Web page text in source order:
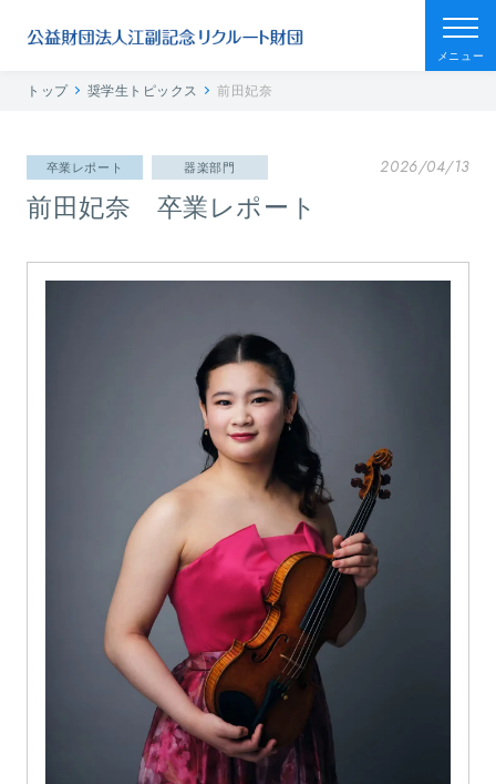
メニュー
トップ 奨学生トピックス 前田妃奈
卒業レポート 器楽部門 2026/04/13
前田妃奈 卒業レポート